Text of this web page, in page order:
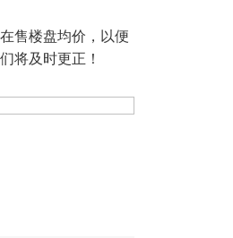
售楼盘均价，以便
将及时更正！